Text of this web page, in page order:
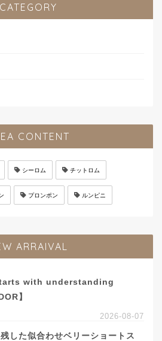
CATEGORY
CONTENT
シーロム チットロム
プロンポン ルンピニ
ARRAIVAL
with understanding
】
2026-08-07
した似合わせベリーショートス